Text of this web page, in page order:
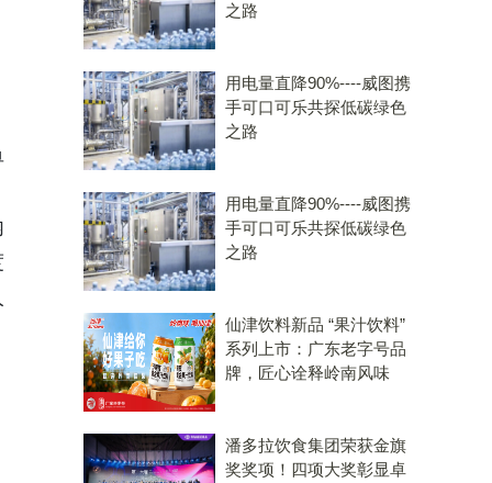
之路
用电量直降90%----威图携
手可口可乐共探低碳绿色
之路
用电量直降90%----威图携
手可口可乐共探低碳绿色
之路
仙津饮料新品 “果汁饮料”
系列上市：广东老字号品
牌，匠心诠释岭南风味
潘多拉饮食集团荣获金旗
奖奖项！四项大奖彰显卓